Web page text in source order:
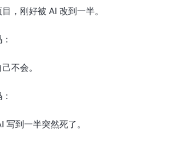
，刚好被 AI 改到一半。
不会。
写到一半突然死了。